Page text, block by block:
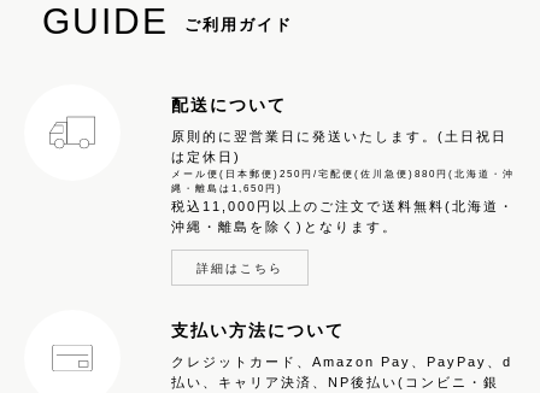
GUIDE ご利用ガイド
配送について
原則的に翌営業日に発送いたします。(土日祝日
は定休日)
メール便(日本郵便)250円/宅配便(佐川急便)880円(北海道・沖
縄・離島は1,650円)
税込11,000円以上のご注文で送料無料(北海道・
沖縄・離島を除く)となります。
詳細はこちら
支払い方法について
クレジットカード、Amazon Pay、PayPay、d
払い、キャリア決済、NP後払い(コンビニ・銀